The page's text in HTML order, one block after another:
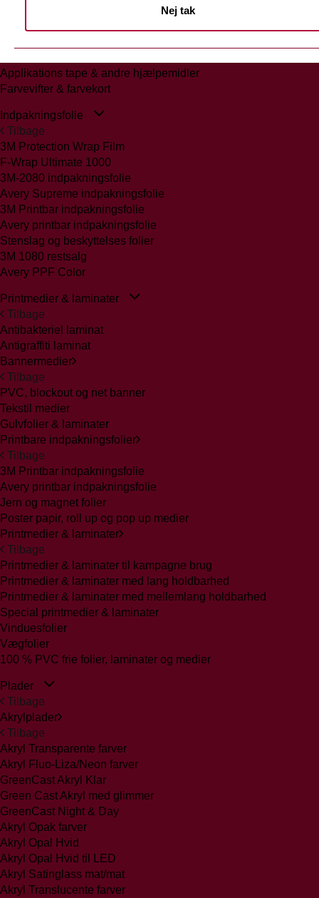
Nej tak
Glasmattering Ritrama/Fedrigoni
Applikations tape & andre hjælpemidler
Farvevifter & farvekort
Indpakningsfolie
Tilbage
3M Protection Wrap Film
F-Wrap Ultimate 1000
3M-2080 indpakningsfolie
Avery Supreme indpakningsfolie
3M Printbar indpakningsfolie
Avery printbar indpakningsfolie
Stenslag og beskyttelses folier
3M 1080 restsalg
Avery PPF Color
Printmedier & laminater
Tilbage
Antibakteriel laminat
Antigraffiti laminat
Bannermedier
Tilbage
PVC, blockout og net banner
Tekstil medier
Gulvfolier & laminater
Printbare indpakningsfolier
Tilbage
3M Printbar indpakningsfolie
Avery printbar indpakningsfolie
Jern og magnet folier
Poster papir, roll up og pop up medier
Printmedier & laminater
Tilbage
Printmedier & laminater til kampagne brug
Printmedier & laminater med lang holdbarhed
Printmedier & laminater med mellemlang holdbarhed
Special printmedier & laminater
Vinduesfolier
Vægfolier
100 % PVC frie folier, laminater og medier
Plader
Tilbage
Akrylplader
Tilbage
Akryl Transparente farver
Akryl Fluo-Liza/Neon farver
GreenCast Akryl Klar
Green Cast Akryl med glimmer
GreenCast Night & Day
Akryl Opak farver
Akryl Opal Hvid
Akryl Opal Hvid til LED
Akryl Satinglass mat/mat
Akryl Translucente farver